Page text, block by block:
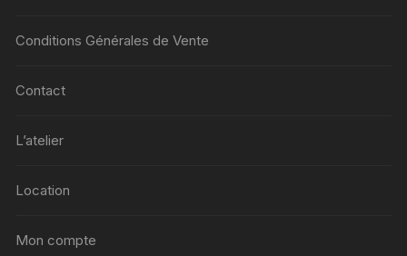
Conditions Générales de Vente
Contact
L’atelier
Location
Mon compte